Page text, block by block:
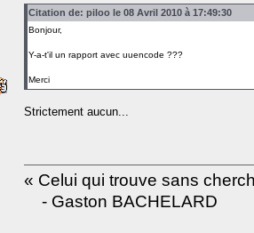
Citation de: piloo le 08 Avril 2010 à 17:49:30
Bonjour,
Y-a-t'il un rapport avec uuencode ???
Merci
Strictement aucun...
« Celui qui trouve sans
- Gaston BACHELARD